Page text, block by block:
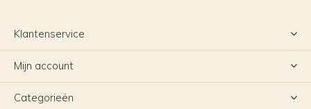
Klantenservice
Mijn account
Categorieën